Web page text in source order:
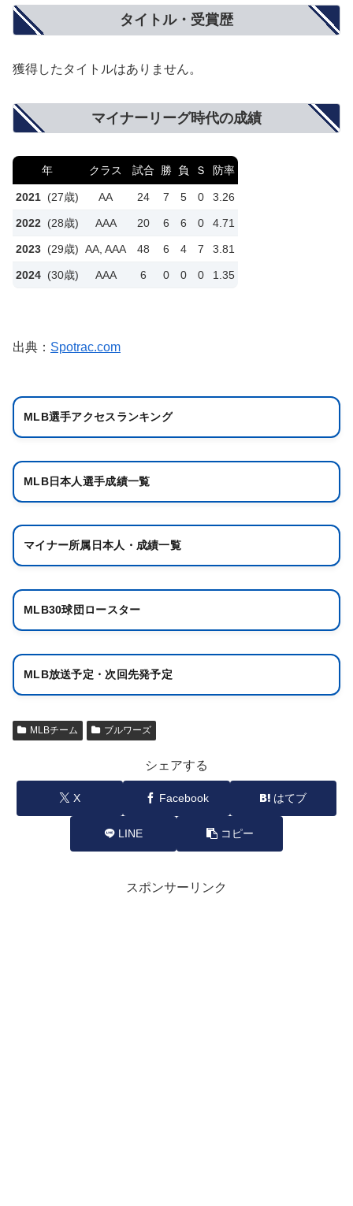
タイトル・受賞歴
獲得したタイトルはありません。
マイナーリーグ時代の成績
年 クラス 試合 勝 負 Ｓ 防率
2021 (27歳) AA 24 7 5 0 3.26
2022 (28歳) AAA 20 6 6 0 4.71
2023 (29歳) AA, AAA 48 6 4 7 3.81
2024 (30歳) AAA 6 0 0 0 1.35
出典： Spotrac.com
MLB選手アクセスランキング
MLB日本人選手成績一覧
マイナー所属日本人・成績一覧
MLB30球団ロースター
MLB放送予定・次回先発予定
MLBチーム ブルワーズ
シェアする
X Facebook はてブ
LINE コピー
スポンサーリンク